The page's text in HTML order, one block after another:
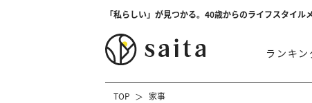
「私らしい」が見つかる。40歳からのライフスタイル
ランキン
TOP 家事